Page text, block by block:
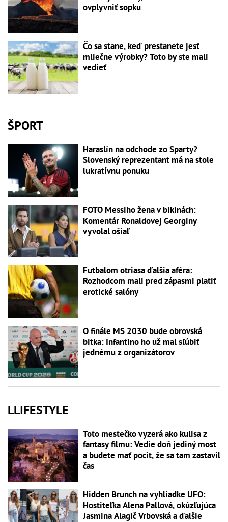
ovplyvniť sopku
Čo sa stane, keď prestanete jesť
mliečne výrobky? Toto by ste mali
vedieť
ŠPORT
Haraslín na odchode zo Sparty?
Slovenský reprezentant má na stole
lukratívnu ponuku
FOTO Messiho žena v bikinách:
Komentár Ronaldovej Georginy
vyvolal ošiaľ
Futbalom otriasa ďalšia aféra:
Rozhodcom mali pred zápasmi platiť
erotické salóny
O finále MS 2030 bude obrovská
bitka: Infantino ho už mal sľúbiť
jednému z organizátorov
LLIFESTYLE
Toto mestečko vyzerá ako kulisa z
fantasy filmu: Vedie doň jediný most
a budete mať pocit, že sa tam zastavil
čas
Hidden Brunch na vyhliadke UFO:
Hostiteľka Alena Pallová, okúzľujúca
Jasmina Alagič Vrbovská a ďalšie